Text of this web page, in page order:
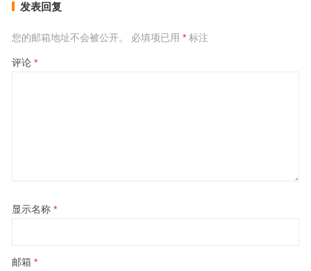
发表回复
您的邮箱地址不会被公开。 必填项已用 *标注
评论 *
显示名称 *
邮箱 *